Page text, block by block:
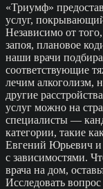
«Триумф»
услуг,
Независимо от
запоя, плановое
наши врачи
соответствующие
лечим алкоголизм,
другие
услуг можно на
специалисты —
категории, такие
Евгений Юрьевич
с зависимостями.
врача на дом,
Исследовать